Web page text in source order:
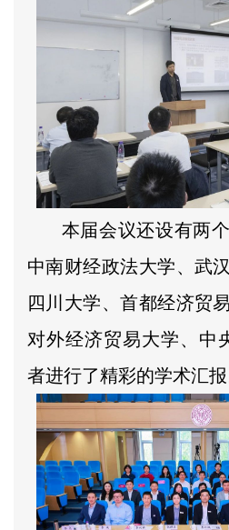
本届会议还设有两
中南财经政法大学、武
四川大学、首都经济贸
对外经济贸易大学、中
者进行了精彩的学术汇报